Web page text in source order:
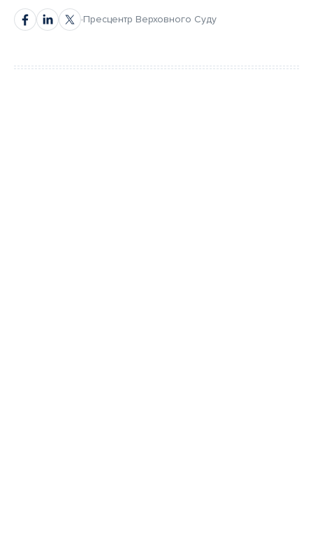
Пресцентр Верховного Суду